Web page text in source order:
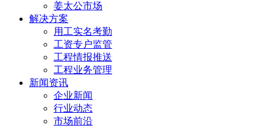
姜太公市场
解决方案
用工实名考勤
工资专户监管
工程情报推送
工程业务管理
新闻资讯
企业新闻
行业动态
市场前沿